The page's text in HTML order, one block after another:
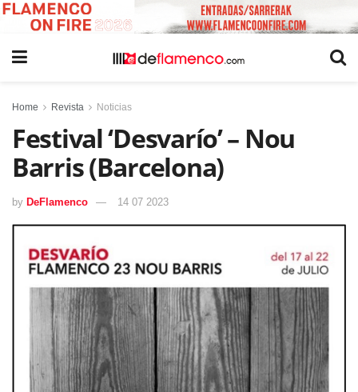
Home Revista Noticias
Festival ‘Desvarío’ – Nou
Barris (Barcelona)
by DeFlamenco 14 07 2023